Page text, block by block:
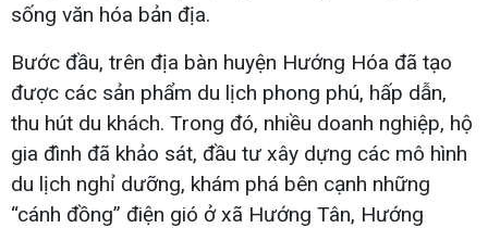
sống văn hóa bản địa.
Bước đầu, trên địa bàn huyện Hướng Hóa đã tạo
được các sản phẩm du lịch phong phú, hấp dẫn,
thu hút du khách. Trong đó, nhiều doanh nghiệp, hộ
gia đình đã khảo sát, đầu tư xây dựng các mô hình
du lịch nghỉ dưỡng, khám phá bên cạnh những
“cánh đồng” điện gió ở xã Hướng Tân, Hướng